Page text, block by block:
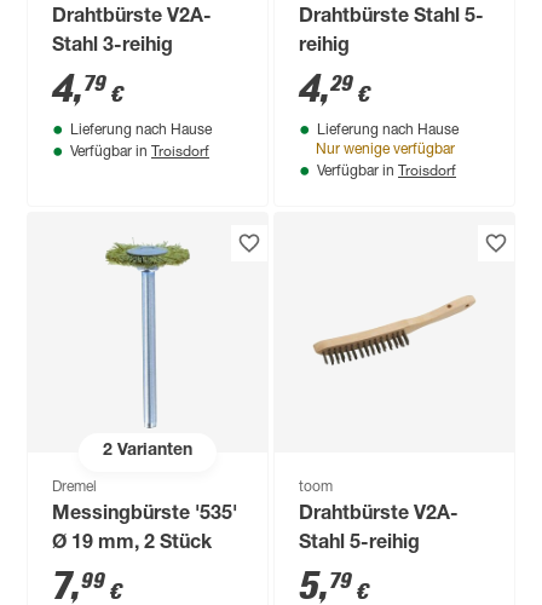
Drahtbürste V2A-
Stahl 3-reihig
4,79 €
Lieferung nach Hause
Verfügbar in Troisdorf
Drahtbürste Stahl 5-
reihig
4,29 €
Lieferung nach Hause
Nur wenige verfügbar
Verfügbar in Troisdorf
2Varianten
Dremel
Messingbürste '535'
Ø 19 mm, 2 Stück
7,99 €
toom
Drahtbürste V2A-
Stahl 5-reihig
5,79 €